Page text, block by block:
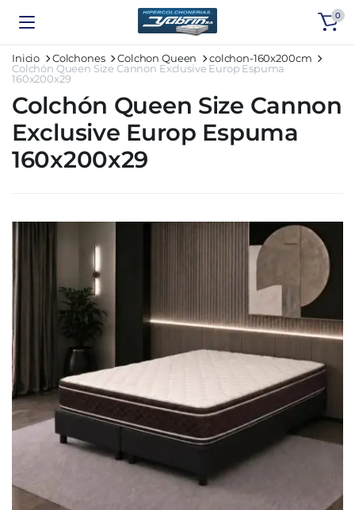
0
Inicio Colchones Colchon Queen
colchon-160x200cm
Colchón Queen Size Cannon Exclusive Europ Espuma
160x200x29
Colchón Queen Size Cannon
Exclusive Europ Espuma
160x200x29